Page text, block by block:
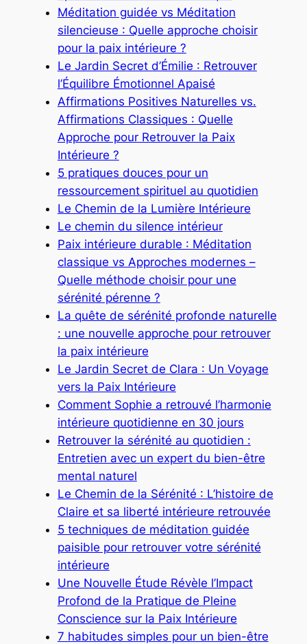
Méditation guidée vs Méditation
silencieuse : Quelle approche choisir
pour la paix intérieure ?
Le Jardin Secret d’Émilie : Retrouver
l’Équilibre Émotionnel Apaisé
Affirmations Positives Naturelles vs.
Affirmations Classiques : Quelle
Approche pour Retrouver la Paix
Intérieure ?
5 pratiques douces pour un
ressourcement spirituel au quotidien
Le Chemin de la Lumière Intérieure
Le chemin du silence intérieur
Paix intérieure durable : Méditation
classique vs Approches modernes –
Quelle méthode choisir pour une
sérénité pérenne ?
La quête de sérénité profonde naturelle
: une nouvelle approche pour retrouver
la paix intérieure
Le Jardin Secret de Clara : Un Voyage
vers la Paix Intérieure
Comment Sophie a retrouvé l’harmonie
intérieure quotidienne en 30 jours
Retrouver la sérénité au quotidien :
Entretien avec un expert du bien-être
mental naturel
Le Chemin de la Sérénité : L’histoire de
Claire et sa liberté intérieure retrouvée
5 techniques de méditation guidée
paisible pour retrouver votre sérénité
intérieure
Une Nouvelle Étude Révèle l’Impact
Profond de la Pratique de Pleine
Conscience sur la Paix Intérieure
7 habitudes simples pour un bien-être